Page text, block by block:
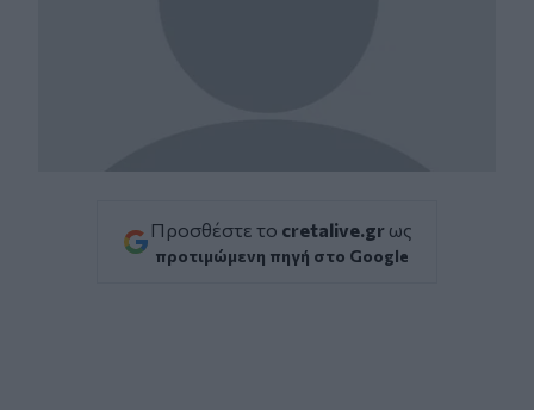
Προσθέστε το cretalive.gr ως
προτιμώμενη πηγή στο Google